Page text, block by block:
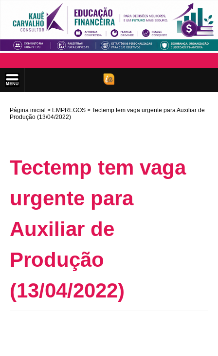
Página inicial EMPREGOS
Tectemp tem vaga urgente para Auxiliar de
Produção (13/04/2022)
Tectemp tem vaga
urgente para
Auxiliar de
Produção
(13/04/2022)